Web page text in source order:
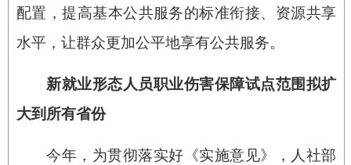
配置，提高基本公共服务的标准衔接、资源共享
水平，让群众更加公平地享有公共服务。
新就业形态人员职业伤害保障试点范围拟扩
大到所有省份
今年，为贯彻落实好《实施意见》，人社部